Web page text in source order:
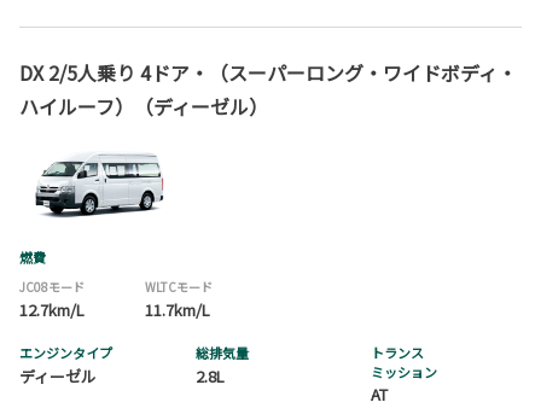
DX 2/5人乗り 4ドア・（スーパーロング・ワイドボディ・
ハイルーフ）（ディーゼル）
燃費
JC08モード
12.7km/L
WLTCモード
11.7km/L
エンジンタイプ
ディーゼル
総排気量
2.8L
トランス
ミッション
AT